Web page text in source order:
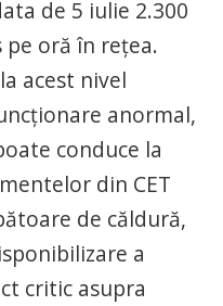
de 5 iulie 2.300
pe oră în rețea.
acest nivel
anormal,
conduce la
din CET
de căldură,
a
critic asupra